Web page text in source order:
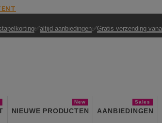
✅altijd aanbiedingen✅Gratis verzending
NIEUWE PRODUCTEN
New
AANBIEDINGEN
Sales